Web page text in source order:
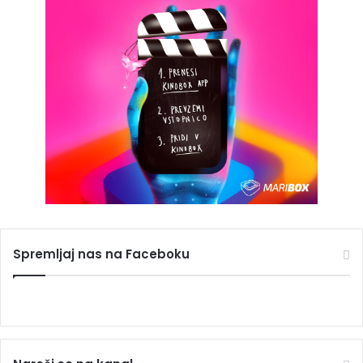
Spremljaj nas na Faceboku